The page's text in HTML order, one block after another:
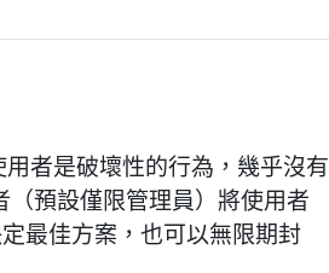
者是破壞性的行為，幾乎沒有
預設僅限管理員）將使用者
最佳方案，也可以無限期封